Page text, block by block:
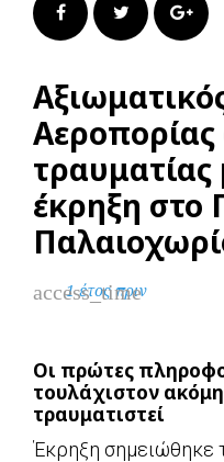
FacebookTwitter
έκρηξη στο
access_time
1 έτος πριν
Οι πρώτες
τουλάχιστον
τραυματιστεί
Έκρηξη σημειώθηκε